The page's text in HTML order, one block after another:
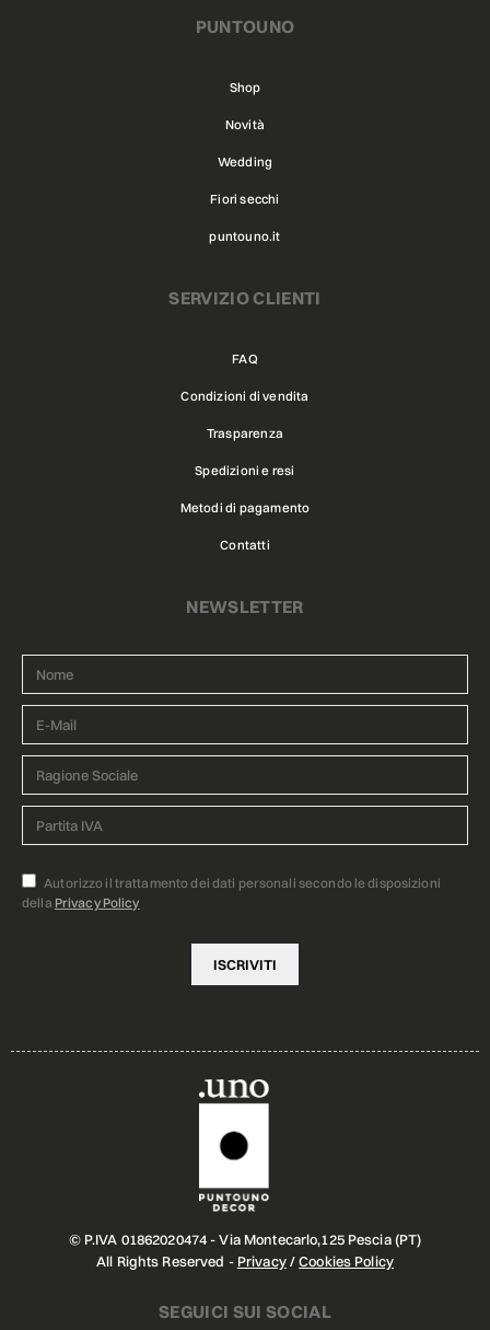
PUNTOUNO
Shop
Novità
Wedding
Fiori secchi
puntouno.it
SERVIZIO CLIENTI
FAQ
Condizioni di vendita
Trasparenza
Spedizioni e resi
Metodi di pagamento
Contatti
NEWSLETTER
Autorizzo il trattamento dei dati personali secondo le disposizioni
della Privacy Policy
© P.IVA 01862020474 - Via Montecarlo,125 Pescia (PT)
All Rights Reserved - Privacy/Cookies Policy
SEGUICI SUI SOCIAL